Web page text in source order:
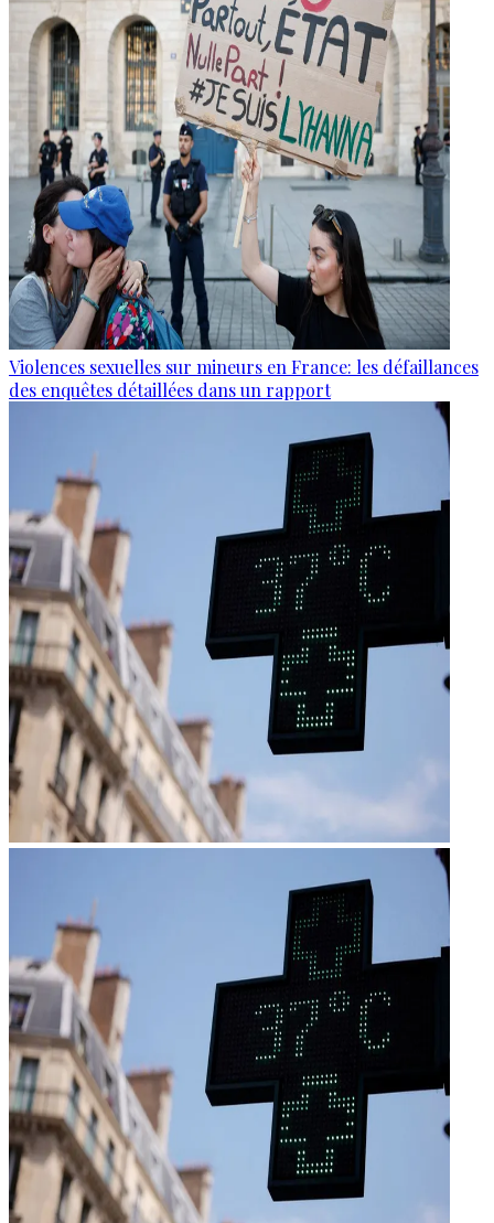
Violences sexuelles sur mineurs en France: les défaillances
des enquêtes détaillées dans un rapport